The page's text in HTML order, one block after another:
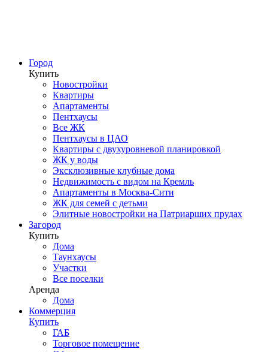
Город
Купить
Новостройки
Квартиры
Апартаменты
Пентхаусы
Все ЖК
Пентхаусы в ЦАО
Квартиры с двухуровневой планировкой
ЖК у воды
Эксклюзивные клубные дома
Недвижимость с видом на Кремль
Апартаменты в Москва-Сити
ЖК для семей с детьми
Элитные новостройки на Патриарших прудах
Загород
Купить
Дома
Таунхаусы
Участки
Все поселки
Аренда
Дома
Коммерция
Купить
ГАБ
Торговое помещение